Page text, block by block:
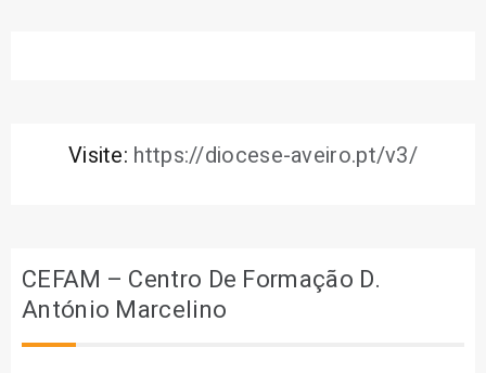
Visite: https://diocese-aveiro.pt/v3/
CEFAM – Centro De Formação D.
António Marcelino